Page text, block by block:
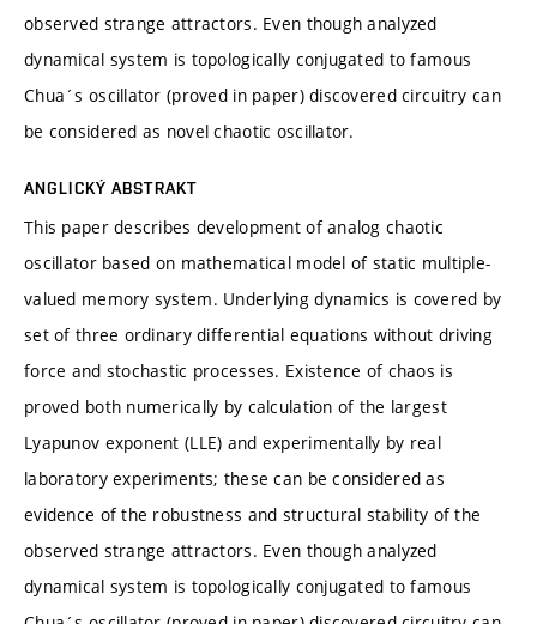
observed strange attractors. Even though analyzed
dynamical system is topologically conjugated to famous
Chua´s oscillator (proved in paper) discovered circuitry can
be considered as novel chaotic oscillator.
ANGLICKÝ ABSTRAKT
This paper describes development of analog chaotic
oscillator based on mathematical model of static multiple-
valued memory system. Underlying dynamics is covered by
set of three ordinary differential equations without driving
force and stochastic processes. Existence of chaos is
proved both numerically by calculation of the largest
Lyapunov exponent (LLE) and experimentally by real
laboratory experiments; these can be considered as
evidence of the robustness and structural stability of the
observed strange attractors. Even though analyzed
dynamical system is topologically conjugated to famous